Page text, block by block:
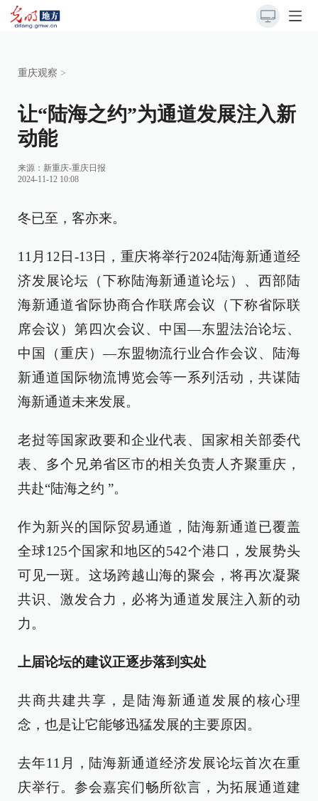
重庆观察 >
让“陆海之约”为通道发展注入新
动能
来源： 新重庆-重庆日报
2024-11-12 10:08
冬已至，客亦来。
11月12日-13日，重庆将举行2024陆海新通道经
济发展论坛（下称陆海新通道论坛）、西部陆
海新通道省际协商合作联席会议（下称省际联
席会议）第四次会议、中国—东盟法治论坛、
中国（重庆）—东盟物流行业合作会议、陆海
新通道国际物流博览会等一系列活动，共谋陆
海新通道未来发展。
老挝等国家政要和企业代表、国家相关部委代
表、多个兄弟省区市的相关负责人齐聚重庆，
共赴“陆海之约 ”。
作为新兴的国际贸易通道，陆海新通道已覆盖
全球125个国家和地区的542个港口，发展势头
可见一斑。这场跨越山海的聚会，将再次凝聚
共识、激发合力，必将为通道发展注入新的动
力。
上届论坛的建议正逐步落到实处
共商共建共享，是陆海新通道发展的核心理
念，也是让它能够迅猛发展的主要原因。
去年11月，陆海新通道经济发展论坛首次在重
庆举行。参会嘉宾们畅所欲言，为拓展通道建